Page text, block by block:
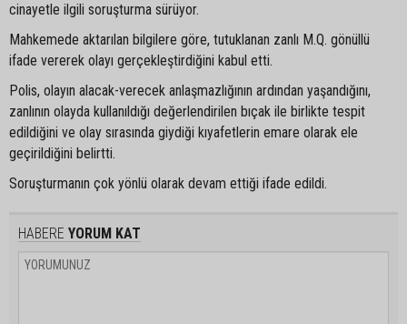
cinayetle ilgili soruşturma sürüyor.
Mahkemede aktarılan bilgilere göre, tutuklanan zanlı M.Q. gönüllü
ifade vererek olayı gerçekleştirdiğini kabul etti.
Polis, olayın alacak-verecek anlaşmazlığının ardından yaşandığını,
zanlının olayda kullanıldığı değerlendirilen bıçak ile birlikte tespit
edildiğini ve olay sırasında giydiği kıyafetlerin emare olarak ele
geçirildiğini belirtti.
Soruşturmanın çok yönlü olarak devam ettiği ifade edildi.
HABERE YORUM KAT